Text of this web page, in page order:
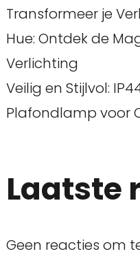
Transformeer je
Hue: Ontdek de
Verlichting
Veilig en Stijlvol:
Plafondlamp voor
Laatste
Geen reacties om